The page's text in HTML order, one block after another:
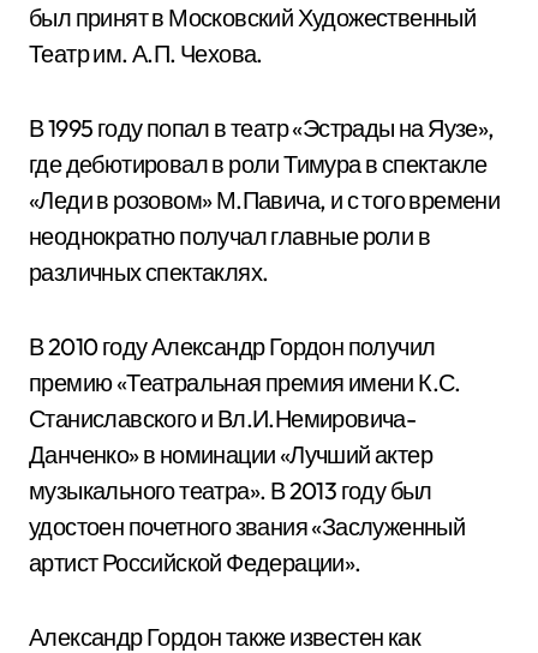
был принят в Московский Художественный
Театр им. А.П. Чехова.
В 1995 году попал в театр «Эстрады на Яузе»,
где дебютировал в роли Тимура в спектакле
«Леди в розовом» М.Павича, и с того времени
неоднократно получал главные роли в
различных спектаклях.
В 2010 году Александр Гордон получил
премию «Театральная премия имени К.С.
Станиславского и Вл.И.Немировича-
Данченко» в номинации «Лучший актер
музыкального театра». В 2013 году был
удостоен почетного звания «Заслуженный
артист Российской Федерации».
Александр Гордон также известен как